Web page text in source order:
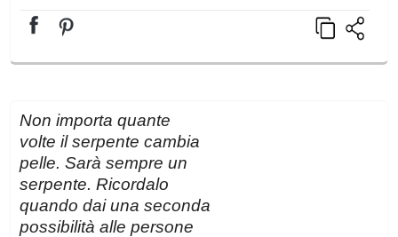
Non importa quante
volte il serpente cambia
pelle. Sarà sempre un
serpente. Ricordalo
quando dai una seconda
possibilità alle persone